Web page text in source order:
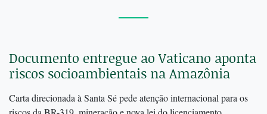
Documento entregue ao Vaticano aponta
riscos socioambientais na Amazônia
Carta direcionada à Santa Sé pede atenção internacional para os